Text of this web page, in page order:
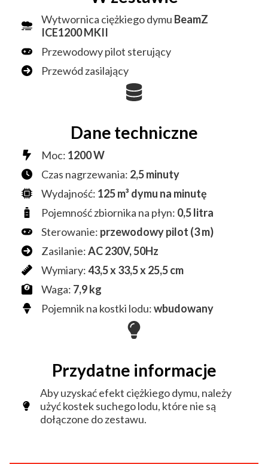
Wytwornica ciężkiego dymu BeamZ
ICE1200 MKII
Przewodowy pilot sterujący
Przewód zasilający
Dane techniczne
Moc: 1200 W
Czas nagrzewania: 2,5 minuty
Wydajność: 125 m³ dymu na minutę
Pojemność zbiornika na płyn: 0,5 litra
Sterowanie: przewodowy pilot (3 m)
Zasilanie:AC 230V, 50Hz
Wymiary:43,5 x 33,5 x 25,5 cm
Waga: 7,9 kg
Pojemnik na kostki lodu:wbudowany
Przydatne informacje
Aby uzyskać efekt ciężkiego dymu, należy
użyć kostek suchego lodu, które nie są
dołączone do zestawu.